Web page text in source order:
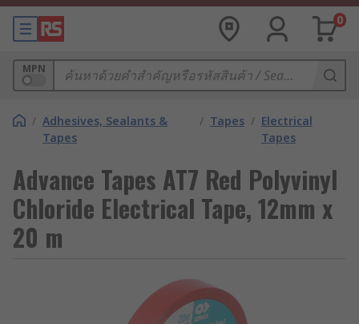
0
MPN
/ Adhesives, Sealants &
Tapes
/ Tapes / Electrical
Tapes
Advance Tapes AT7 Red Polyvinyl
Chloride Electrical Tape, 12mm x
20 m